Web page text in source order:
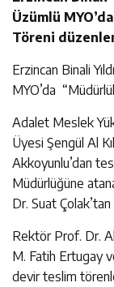
Üzümlü
Töreni
Erzincan Binali
MYO’da
Adalet Meslek
Üyesi Şengül Al
Akkoyunlu’dan
Müdürlüğüne
Dr. Suat Çolak’tan
Rektör Prof. Dr.
M. Fatih Ertugay
devir teslim